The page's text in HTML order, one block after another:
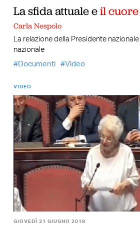
La sfida attuale eil
Carla Nespolo
La relazione della Presidente
nazionale
Documenti
Video
VIDEO
GIOVEDÌ 21 GIUGNO 2018